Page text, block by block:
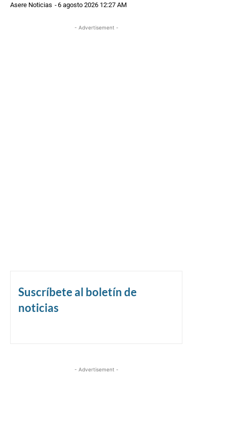
Asere Noticias -6 agosto 2026 12:27 AM
- Advertisement -
Suscríbete al boletín de
noticias
- Advertisement -